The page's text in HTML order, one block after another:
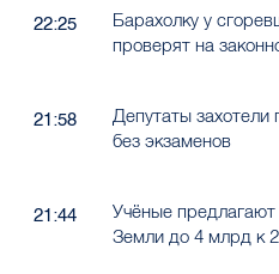
22:25
Барахолку у
проверят на
21:58
Депутаты захотели
без экзаменов
21:44
Учёные предлагают
Земли до 4 млрд к